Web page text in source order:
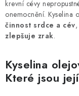
krevní cévy
onemocnění. Kyselina
činnost srdce a cév
zlepšuje zrak.
Kyselina
Které jsou